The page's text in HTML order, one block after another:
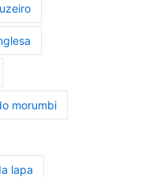
morumbi
lapa